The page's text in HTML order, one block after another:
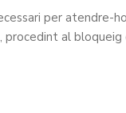
per atendre-
al